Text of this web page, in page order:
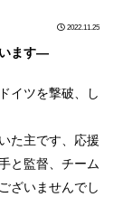
2022.11.25
ます―
イツを撃破、し
た主です、応援
と監督、チーム
ざいませんでし